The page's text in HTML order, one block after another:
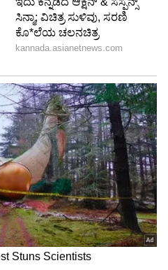
ಬದಲಾಯಿಸಿ:ಪ್ರತಿ 3-4
ಮುಟ್ಟಿ ನೋಡಿ. ಅದು ಹೆಚ್ಚು
ಅದನ್ನು ತೆಗೆದು
ಕ್ಲೇ ಬಳಸಿ ಫ್ರಿಡ್ಜ್‌ಗೆ
ಮ್ಯಾಗ್ನೆಟ್ಸ್